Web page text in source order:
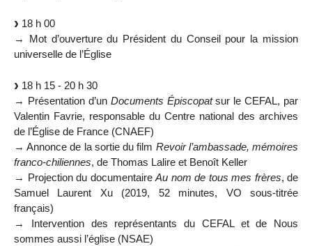
18 h 00
→ Mot d’ouverture du Président du Conseil pour la mission
universelle de l’Église
18 h 15 - 20 h 30
→ Présentation d’un Documents Épiscopatsur le CEFAL, par
Valentin Favrie, responsable du Centre national des archives
de l’Église de France (CNAEF)
→ Annonce de la sortie du film Revoir l’ambassade, mémoires
franco-chiliennes, de Thomas Lalire et Benoît Keller
→ Projection du documentaire Au nom de tous mes frères, de
Samuel Laurent Xu (2019, 52 minutes, VO sous-titrée
français)
→ Intervention des représentants du CEFAL et de Nous
sommes aussi l’église (NSAE)